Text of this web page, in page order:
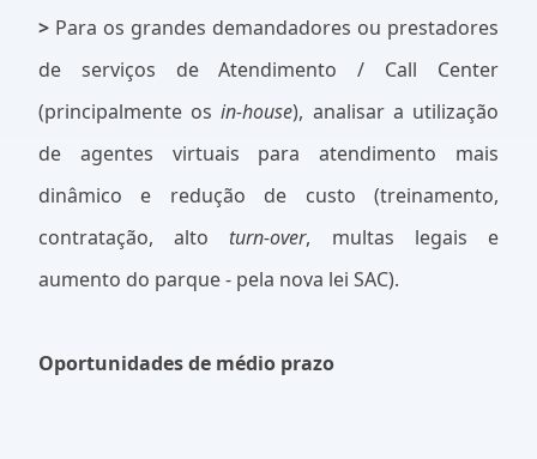
> Para os grandes demandadores ou prestadores
de serviços de Atendimento / Call Center
(principalmente osin-house), analisar a utilização
de agentes virtuais para atendimento mais
dinâmico e redução de custo (treinamento,
contratação, alto turn-over, multas legais e
aumento do parque - pela nova lei SAC).
Oportunidades de médio prazo